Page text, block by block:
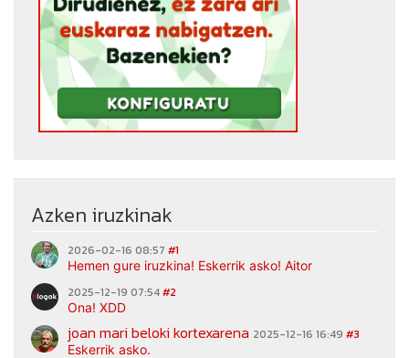
Azken iruzkinak
2026-02-16 08:57 #1
Hemen gure iruzkina! Eskerrik asko! Aitor
2025-12-19 07:54#2
Ona! XDD
joan mari beloki kortexarena 2025-12-16 16:49 #3
Eskerrik asko.